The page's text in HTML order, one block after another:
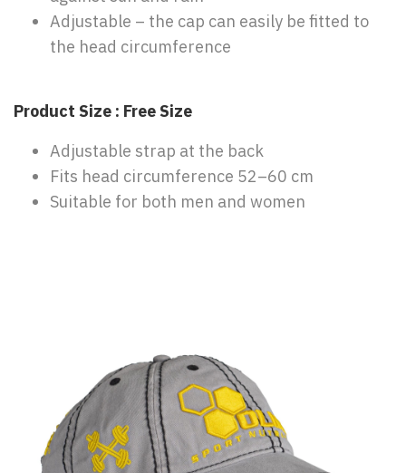
Adjustable – the cap can easily be fitted to
the head circumference
Product Size : Free Size
Adjustable strap at the back
Fits head circumference 52–60 cm
Suitable for both men and women